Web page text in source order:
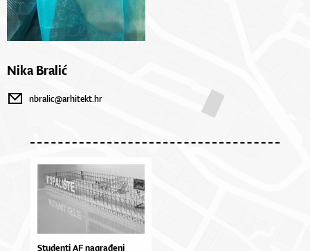
Nika Bralić
nbralic@arhitekt.hr
Studenti AF nagrađeni